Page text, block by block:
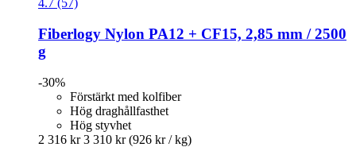
4.7 (57)
Fiberlogy Nylon PA12 + CF15, 2,85 mm / 2500
g
-30%
Förstärkt med kolfiber
Hög draghållfasthet
Hög styvhet
2 316 kr 3 310 kr (926 kr / kg)